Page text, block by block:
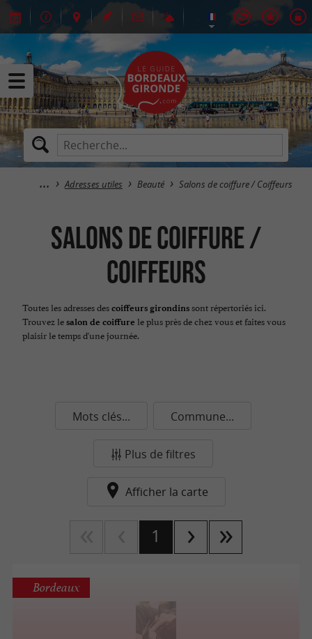
Adresses utiles Beauté Salons de coiffure / Coiffeurs
Salons de coiffure /
Coiffeurs
Toutes les adresses descoiffeurs girondinssont répertoriés ici.
Trouvez lesalon de coiffure le plus près de chez vous et faites vous
plaisir le temps d'une journée.
Mots clés... Commune...
Plus de filtres
Afficher la carte
1
Bordeaux